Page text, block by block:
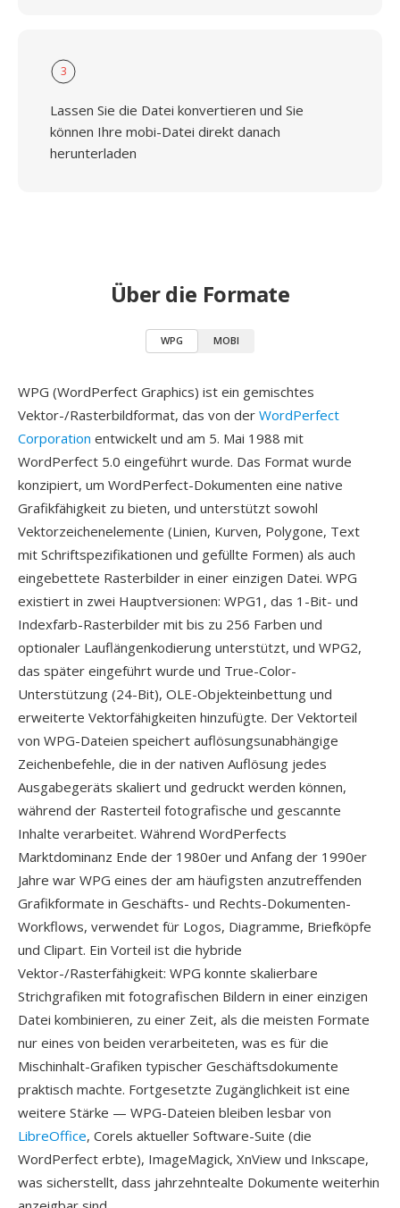
3
Lassen Sie die Datei konvertieren und Sie
können Ihre mobi-Datei direkt danach
herunterladen
Über die Formate
WPG MOBI
WPG (WordPerfect Graphics) ist ein gemischtes
Vektor-/Rasterbildformat, das von der WordPerfect
Corporation entwickelt und am 5. Mai 1988 mit
WordPerfect 5.0 eingeführt wurde. Das Format wurde
konzipiert, um WordPerfect-Dokumenten eine native
Grafikfähigkeit zu bieten, und unterstützt sowohl
Vektorzeichenelemente (Linien, Kurven, Polygone, Text
mit Schriftspezifikationen und gefüllte Formen) als auch
eingebettete Rasterbilder in einer einzigen Datei. WPG
existiert in zwei Hauptversionen: WPG1, das 1-Bit- und
Indexfarb-Rasterbilder mit bis zu 256 Farben und
optionaler Lauflängenkodierung unterstützt, und WPG2,
das später eingeführt wurde und True-Color-
Unterstützung (24-Bit), OLE-Objekteinbettung und
erweiterte Vektorfähigkeiten hinzufügte. Der Vektorteil
von WPG-Dateien speichert auflösungsunabhängige
Zeichenbefehle, die in der nativen Auflösung jedes
Ausgabegeräts skaliert und gedruckt werden können,
während der Rasterteil fotografische und gescannte
Inhalte verarbeitet. Während WordPerfects
Marktdominanz Ende der 1980er und Anfang der 1990er
Jahre war WPG eines der am häufigsten anzutreffenden
Grafikformate in Geschäfts- und Rechts-Dokumenten-
Workflows, verwendet für Logos, Diagramme, Briefköpfe
und Clipart. Ein Vorteil ist die hybride
Vektor-/Rasterfähigkeit: WPG konnte skalierbare
Strichgrafiken mit fotografischen Bildern in einer einzigen
Datei kombinieren, zu einer Zeit, als die meisten Formate
nur eines von beiden verarbeiteten, was es für die
Mischinhalt-Grafiken typischer Geschäftsdokumente
praktisch machte. Fortgesetzte Zugänglichkeit ist eine
weitere Stärke — WPG-Dateien bleiben lesbar von
LibreOffice, Corels aktueller Software-Suite (die
WordPerfect erbte), ImageMagick, XnView und Inkscape,
was sicherstellt, dass jahrzehntealte Dokumente weiterhin